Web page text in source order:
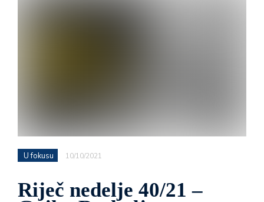
U fokusu 10/10/2021
Riječ nedelje 40/21 –